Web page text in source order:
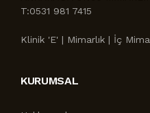
T:0531 981 7415
Klinik 'E' | Mimarlık | İç
KURUMSAL